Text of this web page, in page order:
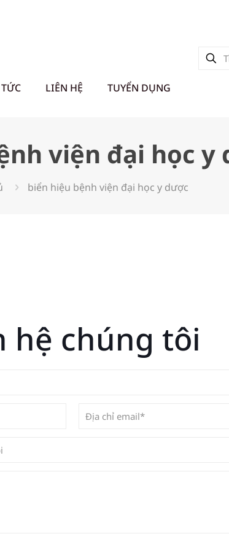
LIÊN HỆ TUYỂN DỤNG
viện đại học y
biển hiệu bệnh viện đại học y dược
hệ chúng tôi